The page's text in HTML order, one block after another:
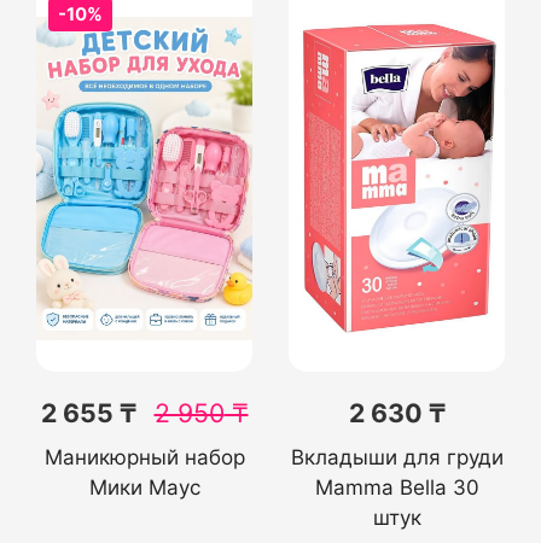
-10%
2 655 ₸ 2 950₸
Маникюрный набор
Мики Маус
2 630 ₸
Вкладыши для груди
Mamma Bella 30
штук